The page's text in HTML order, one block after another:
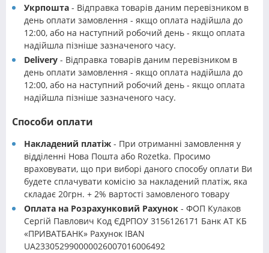
Укрпошта - Відправка товарів даним перевізником в
день оплати замовлення - якщо оплата надійшла до
12:00, або на наступний робочий день - якщо оплата
надійшла пізніше зазначеного часу.
Delivery - Відправка товарів даним перевізником в
день оплати замовлення - якщо оплата надійшла до
12:00, або на наступний робочий день - якщо оплата
надійшла пізніше зазначеного часу.
Способи оплати
Накладений платіж - При отриманні замовлення у
відділенні Нова Пошта або Rozetka. Просимо
враховувати, що при виборі даного способу оплати Ви
будете сплачувати комісію за накладений платіж, яка
складає 20грн. + 2% вартості замовленого товару
Оплата на Розрахунковий Рахунок - ФОП Кулаков
Сергій Павлович Код ЄДРПОУ 3156126171 Банк АТ КБ
«ПРИВАТБАНК» Рахунок IBAN
UA233052990000026007016006492